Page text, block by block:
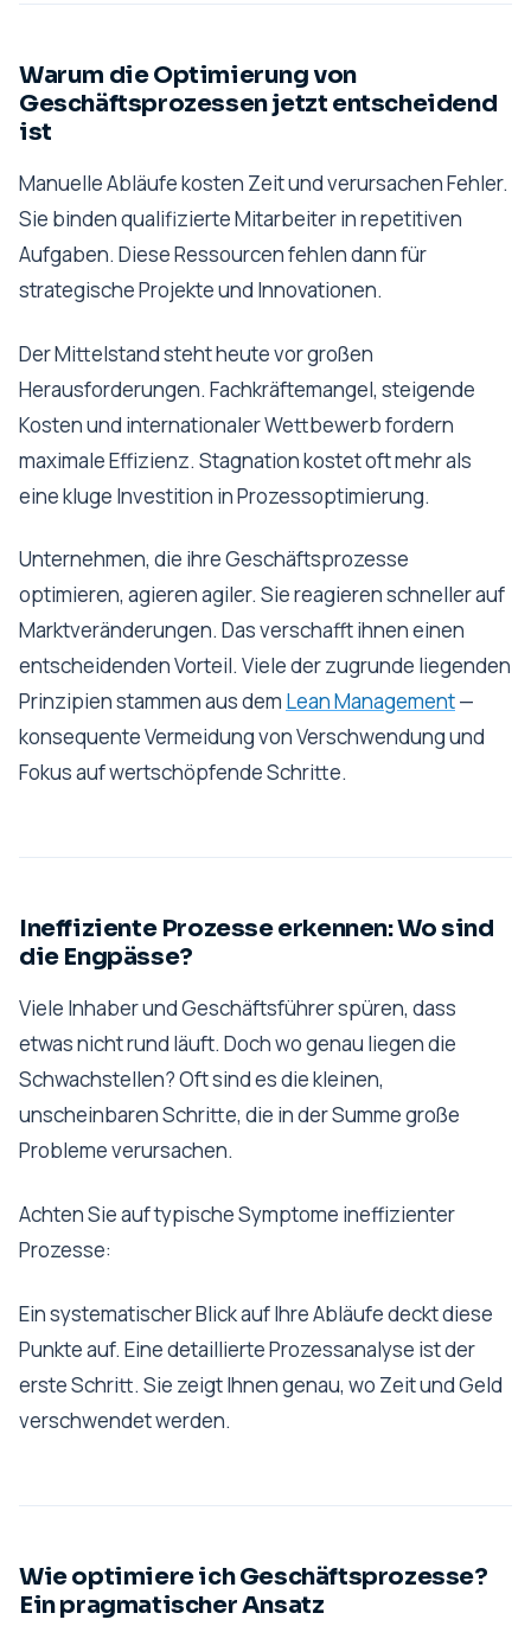
Warum die Optimierung von
Geschäftsprozessen jetzt entscheidend
ist
Manuelle Abläufe kosten Zeit und verursachen Fehler.
Sie binden qualifizierte Mitarbeiter in repetitiven
Aufgaben. Diese Ressourcen fehlen dann für
strategische Projekte und Innovationen.
Der Mittelstand steht heute vor großen
Herausforderungen. Fachkräftemangel, steigende
Kosten und internationaler Wettbewerb fordern
maximale Effizienz. Stagnation kostet oft mehr als
eine kluge Investition in Prozessoptimierung.
Unternehmen, die ihre Geschäftsprozesse
optimieren, agieren agiler. Sie reagieren schneller auf
Marktveränderungen. Das verschafft ihnen einen
entscheidenden Vorteil. Viele der zugrunde liegenden
Prinzipien stammen aus dem Lean Management—
konsequente Vermeidung von Verschwendung und
Fokus auf wertschöpfende Schritte.
Ineffiziente Prozesse erkennen: Wo sind
die Engpässe?
Viele Inhaber und Geschäftsführer spüren, dass
etwas nicht rund läuft. Doch wo genau liegen die
Schwachstellen? Oft sind es die kleinen,
unscheinbaren Schritte, die in der Summe große
Probleme verursachen.
Achten Sie auf typische Symptome ineffizienter
Prozesse:
Ein systematischer Blick auf Ihre Abläufe deckt diese
Punkte auf. Eine detaillierte Prozessanalyse ist der
erste Schritt. Sie zeigt Ihnen genau, wo Zeit und Geld
verschwendet werden.
Wie optimiere ich Geschäftsprozesse?
Ein pragmatischer Ansatz